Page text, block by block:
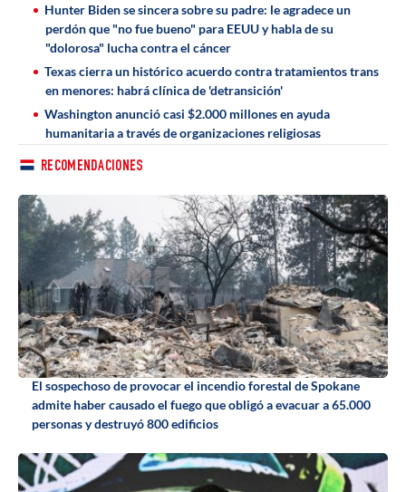
Hunter Biden se sincera sobre su padre: le agradece un
perdón que "no fue bueno" para EEUU y habla de su
"dolorosa" lucha contra el cáncer
Texas cierra un histórico acuerdo contra tratamientos trans
en menores: habrá clínica de 'detransición'
Washington anunció casi $2.000 millones en ayuda
humanitaria a través de organizaciones religiosas
RECOMENDACIONES
El sospechoso de provocar el incendio forestal de Spokane
admite haber causado el fuego que obligó a evacuar a 65.000
personas y destruyó 800 edificios